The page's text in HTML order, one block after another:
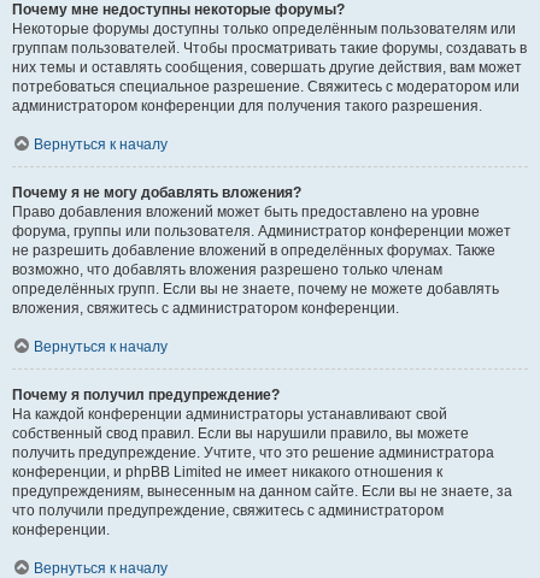
Почему мне недоступны некоторые форумы?
Некоторые форумы доступны только определённым пользователям или
группам пользователей. Чтобы просматривать такие форумы, создавать в
них темы и оставлять сообщения, совершать другие действия, вам может
потребоваться специальное разрешение. Свяжитесь с модератором или
администратором конференции для получения такого разрешения.
Вернуться к началу
Почему я не могу добавлять вложения?
Право добавления вложений может быть предоставлено на уровне
форума, группы или пользователя. Администратор конференции может
не разрешить добавление вложений в определённых форумах. Также
возможно, что добавлять вложения разрешено только членам
определённых групп. Если вы не знаете, почему не можете добавлять
вложения, свяжитесь с администратором конференции.
Вернуться к началу
Почему я получил предупреждение?
На каждой конференции администраторы устанавливают свой
собственный свод правил. Если вы нарушили правило, вы можете
получить предупреждение. Учтите, что это решение администратора
конференции, и phpBB Limited не имеет никакого отношения к
предупреждениям, вынесенным на данном сайте. Если вы не знаете, за
что получили предупреждение, свяжитесь с администратором
конференции.
Вернуться к началу